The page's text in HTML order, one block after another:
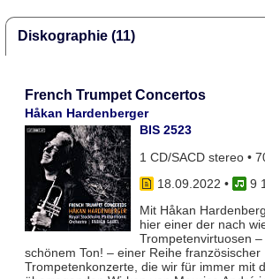
Diskographie (11)
French Trumpet Concertos
Håkan Hardenberger
BIS 2523
1 CD/SACD stereo •
18.09.2022 •
9
Mit Håkan
hier einer der nach
Trompetenvirtuosen
schönem Ton! – einer Reihe französischer
Trompetenkonzerte, die wir für immer mit